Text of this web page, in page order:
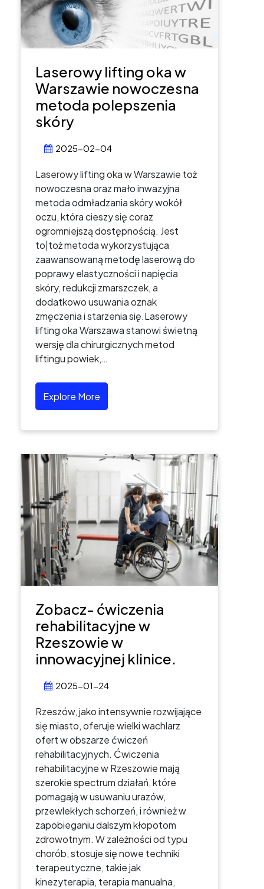
Laserowy lifting oka w
Warszawie nowoczesna
metoda polepszenia
skóry
2025-02-04
Laserowy lifting oka w Warszawie toż
nowoczesna oraz mało inwazyjna
metoda odmładzania skóry wokół
oczu, która cieszy się coraz
ogromniejszą dostępnością. Jest
to|toż metoda wykorzystująca
zaawansowaną metodę laserową do
poprawy elastyczności i napięcia
skóry, redukcji zmarszczek, a
dodatkowo usuwania oznak
zmęczenia i starzenia się.Laserowy
lifting oka Warszawa stanowi świetną
wersję dla chirurgicznych metod
liftingu powiek,…
Explore More
Zobacz- ćwiczenia
rehabilitacyjne w
Rzeszowie w
innowacyjnej klinice.
2025-01-24
Rzeszów, jako intensywnie rozwijające
się miasto, oferuje wielki wachlarz
ofert w obszarze ćwiczeń
rehabilitacyjnych. Ćwiczenia
rehabilitacyjne w Rzeszowie mają
szerokie spectrum działań, które
pomagają w usuwaniu urazów,
przewlekłych schorzeń, i również w
zapobieganiu dalszym kłopotom
zdrowotnym. W zależności od typu
chorób, stosuje się nowe techniki
terapeutyczne, takie jak
kinezyterapia, terapia manualna,